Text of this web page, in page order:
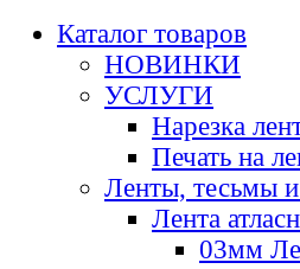
Каталог товаров
НОВИНКИ
УСЛУГИ
Нарезка
Печать на
Ленты, тесьмы
Лента
03мм